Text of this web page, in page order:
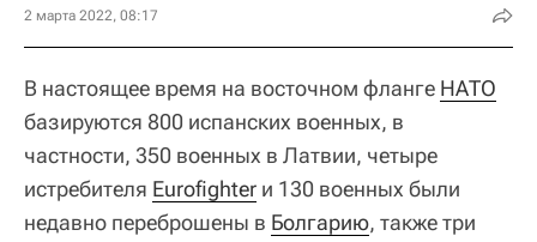
2 марта 2022, 08:17
В настоящее время на восточном фланге НАТО
базируются 800 испанских военных, в
частности, 350 военных в Латвии, четыре
истребителя Eurofighter и 130 военных были
недавно переброшены в Болгарию, также три